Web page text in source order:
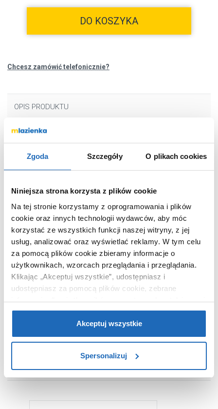
Zgoda Szczegóły O plikach cookies
Niniejsza strona korzysta z plików cookie
Na tej stronie korzystamy z oprogramowania i plików
cookie oraz innych technologii wydawców, aby móc
korzystać ze wszystkich funkcji naszej witryny, z jej
usług, analizować oraz wyświetlać reklamy. W tym celu
za pomocą plików cookie zbieramy informacje o
użytkownikach, wzorcach przeglądania i przeglądania.
Klikając „Akceptuj wszystkie”, udostępniasz i
udostępniasz za pomocą plików cookie, zebrane
informacje dla użytkowników zewnętrznych, a także nasi
partnerzy reklamowi.Jeśli chcesz, włącz „Tylko
wymagane pliki cookie”.Pamiętaj jednak, że
zablokowane niektóre pliki cookie mogą mieć wpływ na
Aby uzyskać więcej informacji na temat plików plików
Akceptuj wszystkie
Spersonalizuj
DO KOSZYKA
Chcesz zamówić telefonicznie?
OPIS PRODUKTU
Seria
Aurro Fresh
Materiał
tworzywo
Rodzaj
do WC
Kolor
złoty
Kod EAN
5903357225070
Wymiary z
opakowaniem
27 x 19 x 5 cm
Waga z
opakowaniem
0,88 kg
WARTO DOKUPIĆ